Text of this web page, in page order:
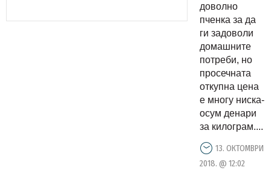
интерес
за сеидба
на пченка
и пченица
доволно
пченка за да
ги задоволи
домашните
потреби, но
просечната
откупна цена
е многу ниска-
осум денари
за килограм....
13. ОКТОМВРИ
2018. @ 12:02